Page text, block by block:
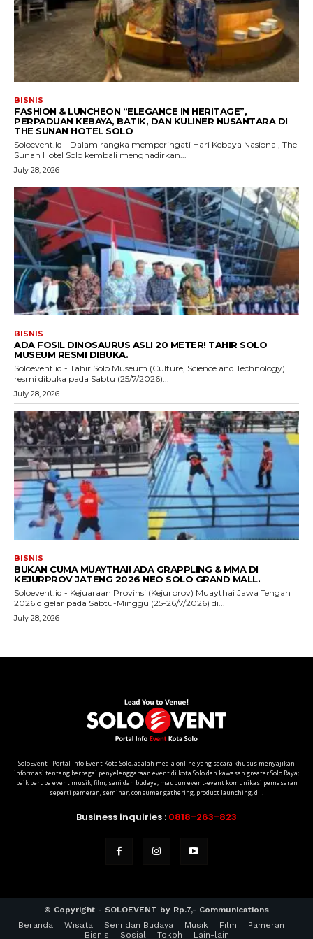
SoloEvent I Portal Info Event Kota Solo, adalah media online yang secara khusus menyajikan
informasi tentang berbagai penyelenggaraan event di kota Solo dan kawasan greater Solo Raya;
baik berupa event musik, film, seni dan budaya, maupun event-event komunikasi pemasaran
seperti pameran, seminar, consumer gathering, product launching, dll.
Business inquiries : 0818-263-823
© Copyright - SOLOEVENT by Rp.7,- Communications
Beranda
Wisata Seni dan Budaya Musik Film
Pameran
Bisnis
Sosial Tokoh Lain-lain